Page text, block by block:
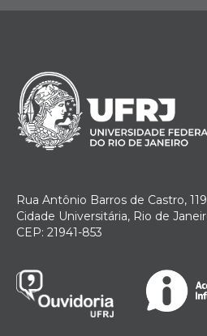
Rua Antônio Barros de Castro, 119
Cidade Universitária, Rio de
CEP: 21941-853